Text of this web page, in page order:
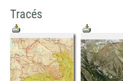
Tracés